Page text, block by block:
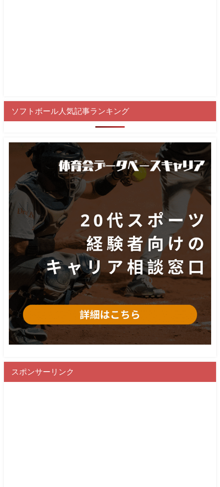
ソフトボール人気記事ランキング
スポンサーリンク